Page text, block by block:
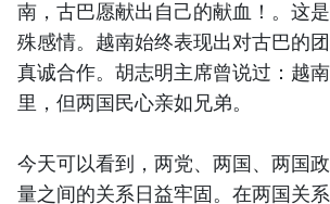
南，古巴愿献出自己的献血！。这
殊感情。越南始终表现出对古巴的
真诚合作。胡志明主席曾说过：越
里，但两国民心亲如兄弟。
今天可以看到，两党、两国、两国
量之间的关系日益牢固。在两国关